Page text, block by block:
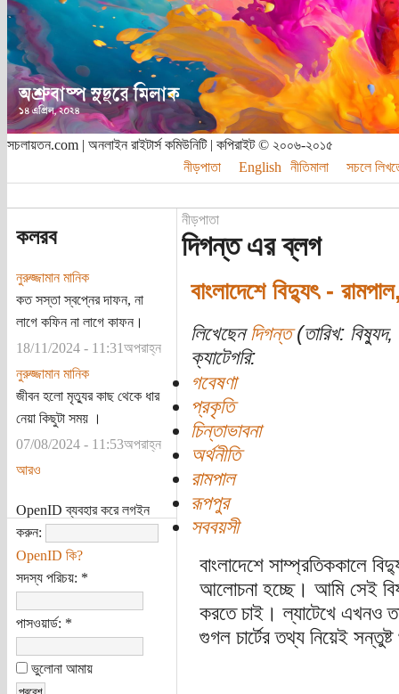
সচলায়তন.com | অনলাইন রাইটার্স কমিউনিটি | কপিরাইট © ২০০৬-২০১৫
নীড়পাতা
English নীতিমালা সচলে
কলরব
নুরুজ্জামান মানিক
কত সস্তা স্বপ্নের দাফন, না
লাগে কফিন না লাগে কাফন।
18/11/2024 - 11:31অপরাহ্ন
নুরুজ্জামান মানিক
জীবন হলো মৃত্যুর কাছ থেকে ধার
নেয়া কিছুটা সময় ।
07/08/2024 - 11:53অপরাহ্ন
আরও
OpenID ব্যবহার করে লগইন
করুন:
OpenID কি?
সদস্য পরিচয়: *
পাসওয়ার্ড: *
ভুলোনা আমায়
নীড়পাতা
দিগন্ত এর ব্লগ
বাংলাদেশে বিদ্যুৎ -
লিখেছেন দিগন্ত(তারিখ:
ক্যাটেগরি:
গবেষণা
প্রকৃতি
চিন্তাভাবনা
অর্থনীতি
রামপাল
রূপপুর
সববয়সী
বাংলাদেশে সাম্প্রতিককালে
আলোচনা হচ্ছে। আমি সেই
করতে চাই। ল্যাটেখে এখনও
গুগল চার্টের তথ্য নিয়েই